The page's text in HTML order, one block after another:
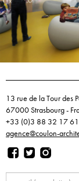
13 rue de la Tour des
67000 Strasbourg -
+33 (0)3 88 32 17 61
agence@coulon-